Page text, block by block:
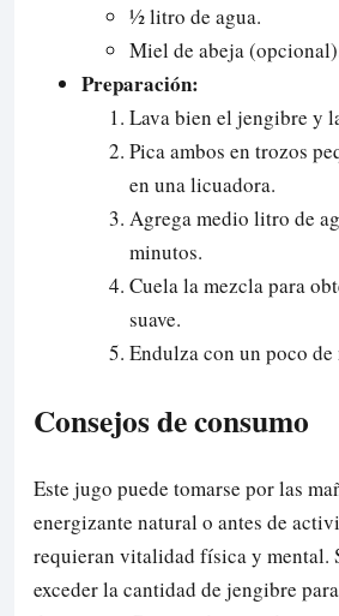
½ litro de agua.
Miel de abeja
Preparación:
Lava bien el jengibre y
Pica ambos en trozos
en una licuadora.
Agrega medio litro de
minutos.
Cuela la mezcla para
suave.
Endulza con un poco
Consejos de consumo
Este jugo puede tomarse por las
energizante natural o antes de
requieran vitalidad física y mental.
exceder la cantidad de jengibre